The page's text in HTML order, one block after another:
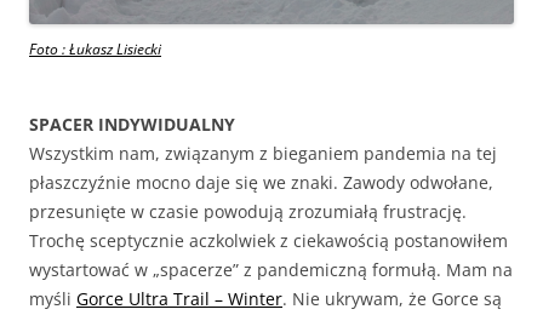
Foto : Łukasz Lisiecki
SPACER INDYWIDUALNY
Wszystkim nam, związanym z bieganiem pandemia na tej
płaszczyźnie mocno daje się we znaki. Zawody odwołane,
przesunięte w czasie powodują zrozumiałą frustrację.
Trochę sceptycznie aczkolwiek z ciekawością postanowiłem
wystartować w „spacerze” z pandemiczną formułą. Mam na
myśli Gorce Ultra Trail – Winter. Nie ukrywam, że Gorce są